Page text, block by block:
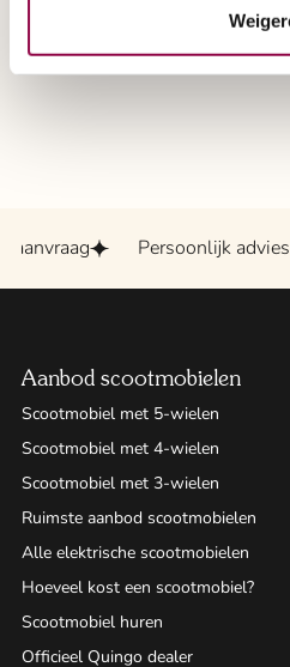
Persoonlijk
Aanbod scootmobielen
Scootmobiel met 5-wielen
Scootmobiel met 4-wielen
Scootmobiel met 3-wielen
Ruimste aanbod scootmobielen
Alle elektrische scootmobielen
Hoeveel kost een scootmobiel?
Scootmobiel huren
Officieel Quingo dealer